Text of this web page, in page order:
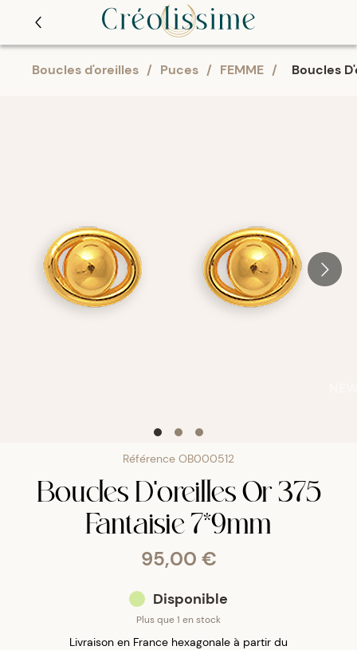
Boucles d'oreilles / Puces / FEMME / Boucles
Référence OB000512
Boucles D'oreilles Or 375
Fantaisie 7*9mm
95,00 €
Disponible
Plus que 1 en stock
Livraison en France hexagonale à partir du